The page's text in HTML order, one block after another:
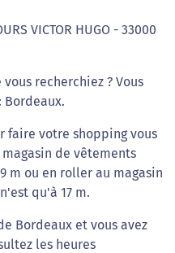
VICTOR HUGO - 33000
recherchiez ? Vous
Bordeaux.
faire votre shopping vous
de vêtements
m ou en roller au magasin
qu'à 17 m.
Bordeaux et vous avez
les heures